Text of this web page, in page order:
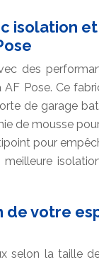
isolation
des
Pose. Ce
de garage
de mousse
pour
de votre
selon la taille